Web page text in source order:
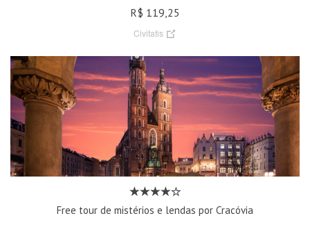
R$ 119,25
Civitatis
Free tour de mistérios e lendas por Cracóvia